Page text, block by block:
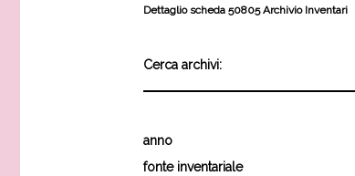
Dettaglio scheda 50805 Archivio Inventari
Cerca archivi:
anno
fonte inventariale